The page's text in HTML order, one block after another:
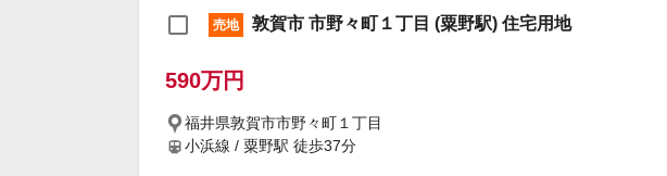
売地 敦賀市 市野々町１丁目 (粟野駅) 住宅用地
590万円
福井県敦賀市市野々町１丁目
小浜線 / 粟野駅 徒歩37分